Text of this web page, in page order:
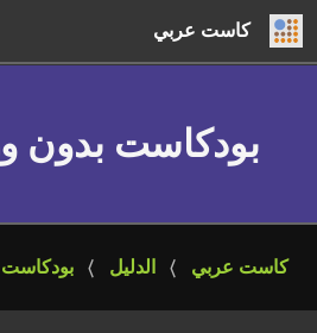
كاست عربي
بودكاست بدون
كاست عربي الدليل